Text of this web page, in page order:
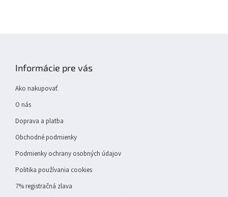
Informácie pre vás
Ako nakupovať
O nás
Doprava a platba
Obchodné podmienky
Podmienky ochrany osobných údajov
Politika používania cookies
7% registračná zlava